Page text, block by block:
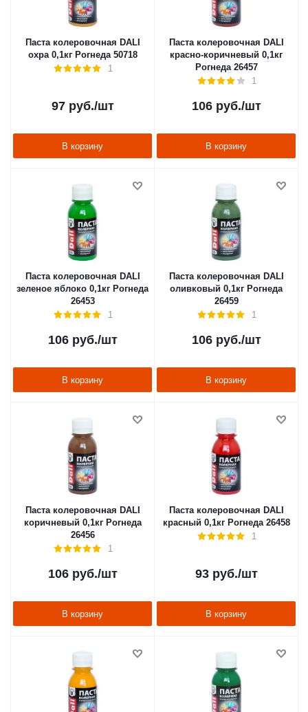
Паста колеровочная DALI
охра 0,1кг Рогнеда 50718
1
97руб./шт
В корзину
Паста колеровочная DALI
красно-коричневый 0,1кг
Рогнеда 26457
1
106руб./шт
В корзину
Паста колеровочная DALI
зеленое яблоко 0,1кг Рогнеда
26453
1
106руб./шт
В корзину
Паста колеровочная DALI
оливковый 0,1кг Рогнеда
26459
1
106руб./шт
В корзину
Паста колеровочная DALI
коричневый 0,1кг Рогнеда
26456
1
106руб./шт
В корзину
Паста колеровочная DALI
красный 0,1кг Рогнеда 26458
1
93руб./шт
В корзину